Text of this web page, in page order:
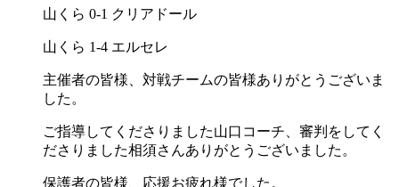
山くら 0-1 クリアドール
山くら 1-4 エルセレ
主催者の皆様、対戦チームの皆様ありがとうございま
した。
ご指導してくださりました山口コーチ、審判をしてく
ださりました相須さんありがとうございました。
保護者の皆様、応援お疲れ様でした。